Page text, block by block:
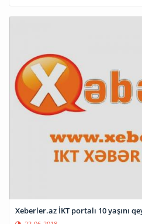
Xeberler.az İKT portalı 10 yaşını